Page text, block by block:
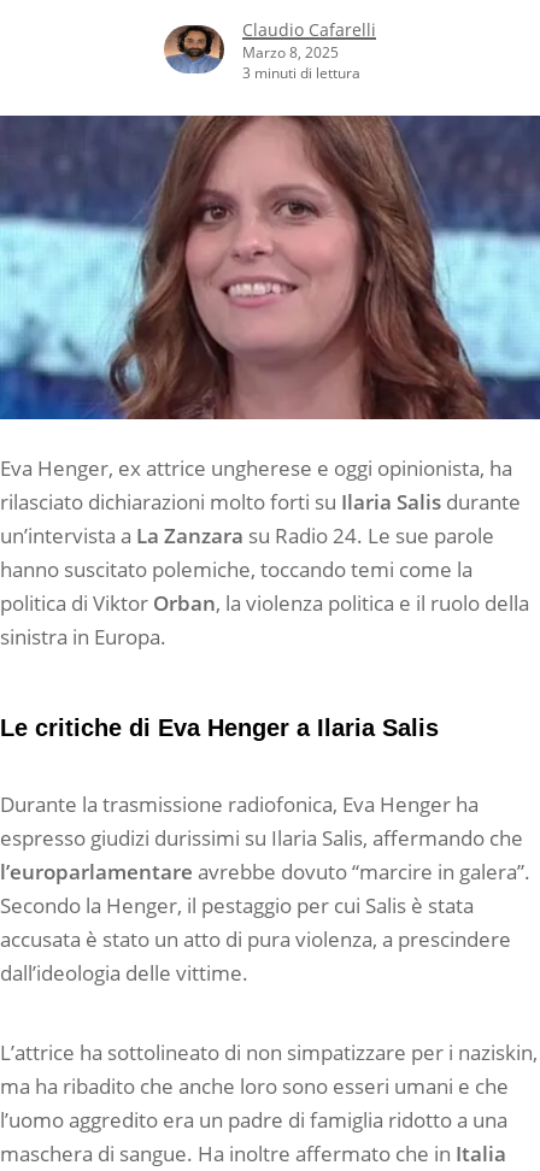
Claudio Cafarelli
Marzo 8, 2025
3 minuti di lettura
Eva Henger, ex attrice ungherese e oggi opinionista, ha
rilasciato dichiarazioni molto forti su Ilaria Salis durante
un’intervista a La Zanzara su Radio 24. Le sue parole
hanno suscitato polemiche, toccando temi come la
politica di Viktor Orban, la violenza politica e il ruolo della
sinistra in Europa.
Le critiche di Eva Henger a Ilaria Salis
Durante la trasmissione radiofonica, Eva Henger ha
espresso giudizi durissimi su Ilaria Salis, affermando che
l’europarlamentare avrebbe dovuto “marcire in galera”.
Secondo la Henger, il pestaggio per cui Salis è stata
accusata è stato un atto di pura violenza, a prescindere
dall’ideologia delle vittime.
L’attrice ha sottolineato di non simpatizzare per i naziskin,
ma ha ribadito che anche loro sono esseri umani e che
l’uomo aggredito era un padre di famiglia ridotto a una
maschera di sangue. Ha inoltre affermato che in Italia